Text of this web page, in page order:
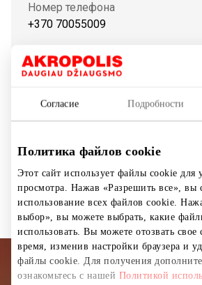
Согласие Подробности
Политика файлов cookie
Этот сайт использует файлы cookie для
просмотра. Нажав «Разрешить все», вы
использование всех файлов cookie.
выбор», вы можете выбрать, какие
использовать. Вы можете отозвать свое
время, изменив настройки браузера и
файлы cookie. Для получения
ознакомьтесь с нашей Политикой
Номер телефона
+370 70055009
Сайт
https://www.smartposti.lt
Почтоматы
Подписывайтесь на